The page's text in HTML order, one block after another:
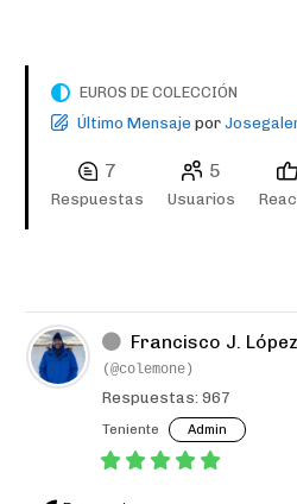
EUROS DE COLECCIÓN
Último Mensaje por
7
Respuestas
5
Usuarios
Francisco J. López
(@colemone)
Respuestas: 967
Teniente Admin